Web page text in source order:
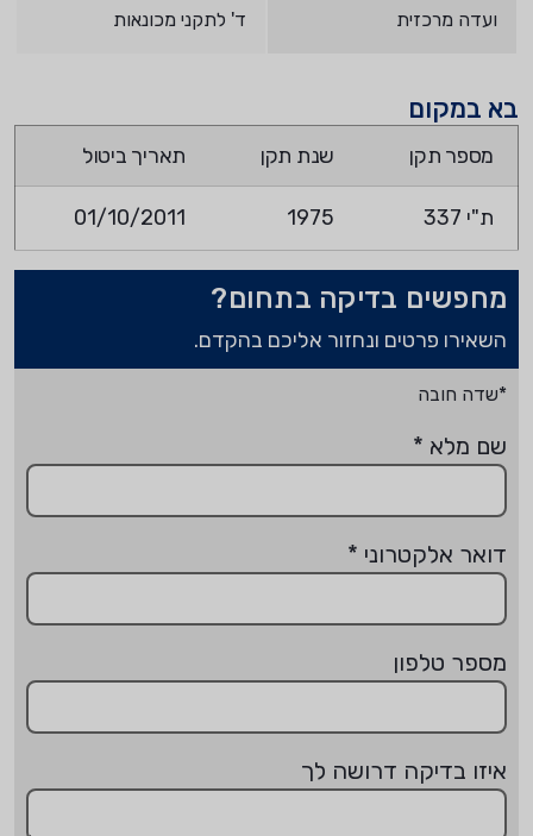
ועדה מרכזית ד' לתקני מכונאות
בא במקום
מספר תקן שנת תקן תאריך ביטול
ת"י 337 1975
01/10/2011
מחפשים בדיקה בתחום?
השאירו פרטים ונחזור אליכם בהקדם.
*שדה חובה
שם מלא *
דואר אלקטרוני *
מספר טלפון
איזו בדיקה דרושה לך